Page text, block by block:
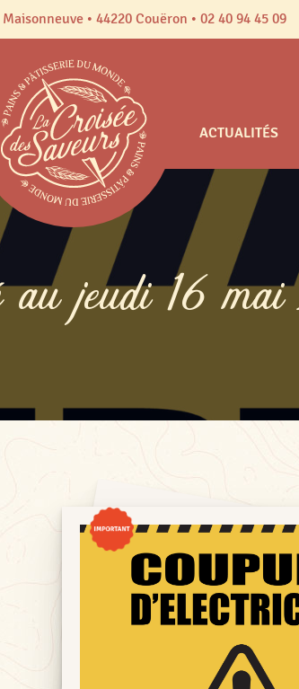
• 44220 Couëron • 02 40 94 45 09
ACTUALITÉS
au jeudi 16